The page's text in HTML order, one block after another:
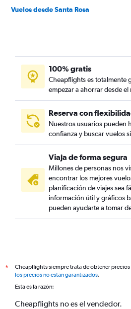
Vuelos desde Santa Rosa
100% gratis
Cheapflights es totalmente
empezar a ahorrar desde
Reserva con
Nuestros usuarios pueden
confianza y buscar vuelos
Viaja de forma segura
Millones de personas nos
encontrar los mejores
planificación de viajes sea
información útil y gráficos
pueden ayudarte a tomar
*
Cheapflights siempre trata de obtener
los precios no están garantizados.
Esta es la razón:
Cheapflights no es el vendedor.